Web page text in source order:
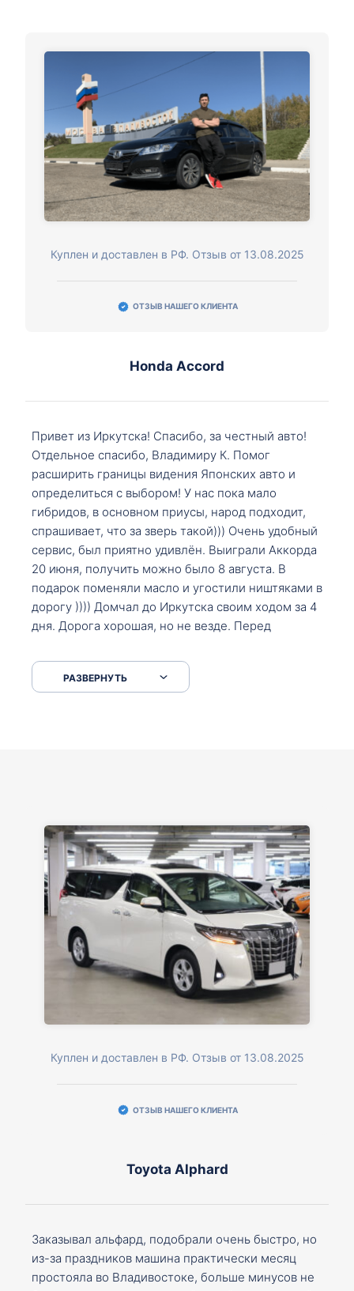
Куплен и доставлен в РФ. Отзыв от 13.08.2025
ОТЗЫВ НАШЕГО КЛИЕНТА
Honda Accord
Привет из Иркутска! Спасибо, за честный авто!
Отдельное спасибо, Владимиру К. Помог
расширить границы видения Японских авто и
определиться с выбором! У нас пока мало
гибридов, в основном приусы, народ подходит,
спрашивает, что за зверь такой))) Очень удобный
сервис, был приятно удивлён. Выиграли Аккорда
20 июня, получить можно было 8 августа. В
подарок поменяли масло и угостили ништяками в
дорогу )))) Домчал до Иркутска своим ходом за 4
дня. Дорога хорошая, но не везде. Перед
серпантинах по пути следования.
РАЗВЕРНУТЬ
Куплен и доставлен в РФ. Отзыв от 13.08.2025
ОТЗЫВ НАШЕГО КЛИЕНТА
Toyota Alphard
Заказывал альфард, подобрали очень быстро, но
из-за праздников машина практически месяц
простояла во Владивостоке, больше минусов не